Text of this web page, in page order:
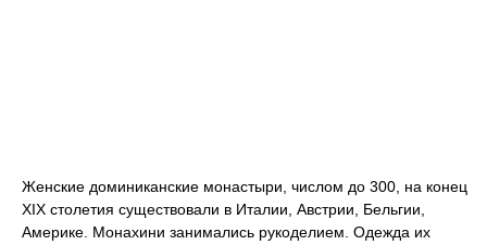
Женские доминиканские монастыри, числом до 300, на конец
XIX столетия существовали в Италии, Австрии, Бельгии,
Америке. Монахини занимались рукоделием. Одежда их